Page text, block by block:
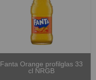
Fanta Orange profilglas 33
cl NRGB